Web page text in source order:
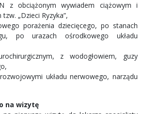
z obciążonym wywiadem ciążowym i
„Dzieci Ryzyka”,
porażenia dziecięcego, po stanach
po urazach ośrodkowego układu
z wodogłowiem, guzy
układu nerwowego, narządu
na wizytę